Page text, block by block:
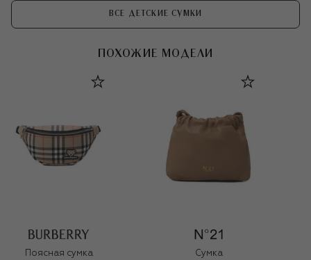
ВСЕ ДЕТСКИЕ СУМКИ
ПОХОЖИЕ МОДЕЛИ
Поясная сумка Сумка